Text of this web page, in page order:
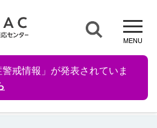
警戒情報」が発表されていま